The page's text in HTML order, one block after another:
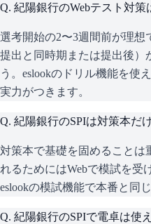
Q. 紀陽銀行のWebテスト対策
選考開始の2〜3週間前が理想
提出と同時期または提出後）
う。eslookのドリル機能を使
実力がつきます。
Q. 紀陽銀行のSPIは対策本だ
対策本で基礎を固めること
れるためにはWebで模試を受
eslookの模試機能で本番と同
Q. 紀陽銀行のSPIで電卓は使